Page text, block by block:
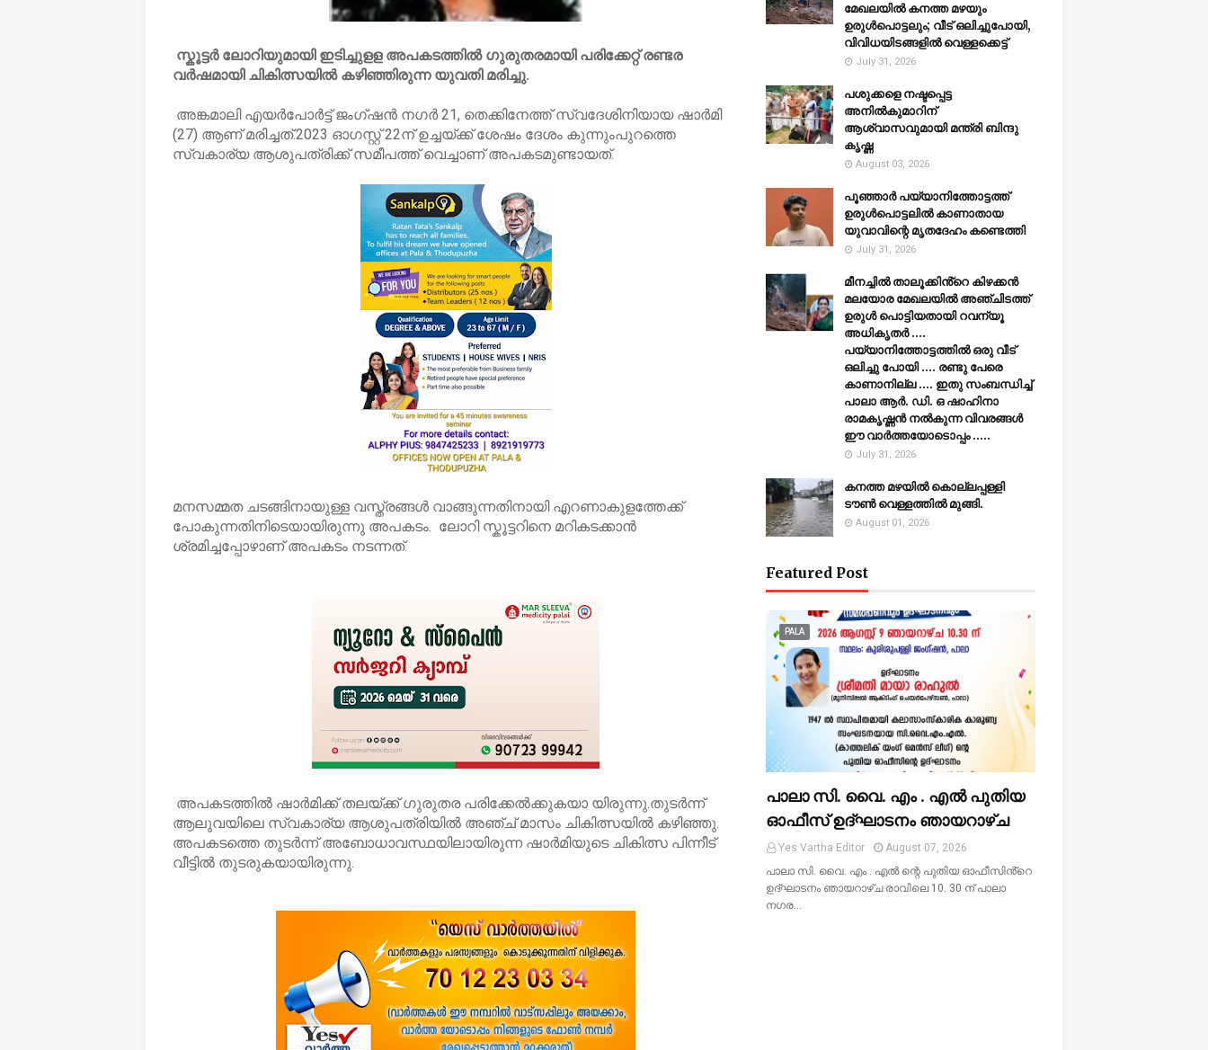
സ്കൂട്ടർ ലോറിയുമായി ഇടിച്ചുളള അപകടത്തിൽ ഗുരുതരമായി പരിക്കേറ്റ് രണ്ടര
വർഷമായി ചികിത്സയിൽ കഴിഞ്ഞിരുന്ന യുവതി മരിച്ചു.
അങ്കമാലി എയർപോർട്ട് ജംഗ്ഷൻ നഗർ 21, തെക്കിനേത്ത് സ്വദേശിനിയായ ഷാർമി
(27) ആണ് മരിച്ചത്.2023 ഓഗസ്റ്റ് 22ന് ഉച്ചയ്ക്ക് ശേഷം ദേശം കുന്നുംപുറത്തെ
സ്വകാര്യ ആശുപത്രിക്ക് സമീപത്ത് വെച്ചാണ് അപകടമുണ്ടായത്.
മനസമ്മത ചടങ്ങിനായുള്ള വസ്ത്രങ്ങൾ വാങ്ങുന്നതിനായി എറണാകുളത്തേക്ക്
പോകുന്നതിനിടെയായിരുന്നു അപകടം. ലോറി സ്കൂട്ടറിനെ മറികടക്കാൻ
ശ്രമിച്ചപ്പോഴാണ് അപകടം നടന്നത്.
അപകടത്തിൽ ഷാർമിക്ക് തലയ്ക്ക് ഗുരുതര പരിക്കേൽക്കുകയാ യിരുന്നു.തുടർന്ന്
ആലുവയിലെ സ്വകാര്യ ആശുപത്രിയിൽ അഞ്ച് മാസം ചികിത്സയിൽ കഴിഞ്ഞു.
അപകടത്തെ തുടർന്ന് അബോധാവസ്ഥയിലായിരുന്ന ഷാർമിയുടെ ചികിത്സ പിന്നീട്
വീട്ടിൽ തുടരുകയായിരുന്നു.
മേഖലയില്‍ കനത്ത മഴയും
ഉരുള്‍പൊട്ടലും; വീട് ഒലിച്ചുപോയി,
വിവിധയിടങ്ങളില്‍ വെള്ളക്കെട്ട്
July 31, 2026
പശുക്കളെ നഷ്ടപ്പെട്ട
അനിൽകുമാറിന്
ആശ്വാസവുമായി മന്ത്രി ബിന്ദു
കൃഷ്ണ
August 03, 2026
പൂഞ്ഞാര്‍ പയ്യാനിത്തോട്ടത്ത്
ഉരുള്‍പൊട്ടലില്‍ കാണാതായ
യുവാവിന്റെ മൃതദേഹം കണ്ടെത്തി
July 31, 2026
മീനച്ചിൽ താലൂക്കിൻ്റെ കിഴക്കൻ
മലയോര മേഖലയിൽ അഞ്ചിടത്ത്
ഉരുൾ പൊട്ടിയതായി റവന്യൂ
അധികൃതർ ....
പയ്യാനിത്തോട്ടത്തിൽ ഒരു വീട്
ഒലിച്ചു പോയി .... രണ്ടു പേരെ
കാണാനില്ല .... ഇതു സംബന്ധിച്ച്
പാലാ ആർ. ഡി. ഒ ഷാഹിനാ
രാമകൃഷ്ണൻ നൽകുന്ന വിവരങ്ങൾ
ഈ വാർത്തയോടൊപ്പം .....
July 31, 2026
കനത്ത മഴയില്‍ കൊല്ലപ്പള്ളി
ടൗണ്‍ വെള്ളത്തില്‍ മുങ്ങി.
August 01, 2026
Featured Post
PALA
പാലാ സി. വൈ. എം . എൽ പുതിയ
ഓഫീസ് ഉദ്ഘാടനം ഞായറാഴ്ച
Yes Vartha Editor
August 07, 2026
പാലാ സി. വൈ. എം . എൽ ന്റെ പുതിയ ഓഫീസിൻ്റെ
ഉദ്ഘാടനം ഞായറാഴ്ച രാവിലെ 10. 30 ന് പാലാ
നഗര…